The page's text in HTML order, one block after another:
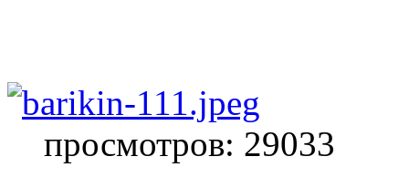
просмотров: 29033